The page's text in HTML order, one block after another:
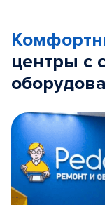
центры с